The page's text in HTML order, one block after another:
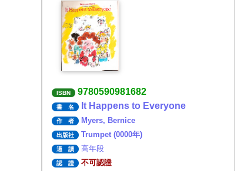
ISBN 9780590981682
書 名 It Happens to Everyone
作 者 Myers, Bernice
出版社 Trumpet (0000年)
適 讀 高年段
認 證 不可認證